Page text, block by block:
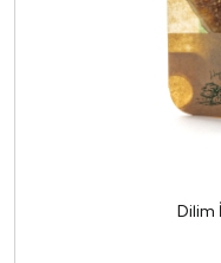
Dilim